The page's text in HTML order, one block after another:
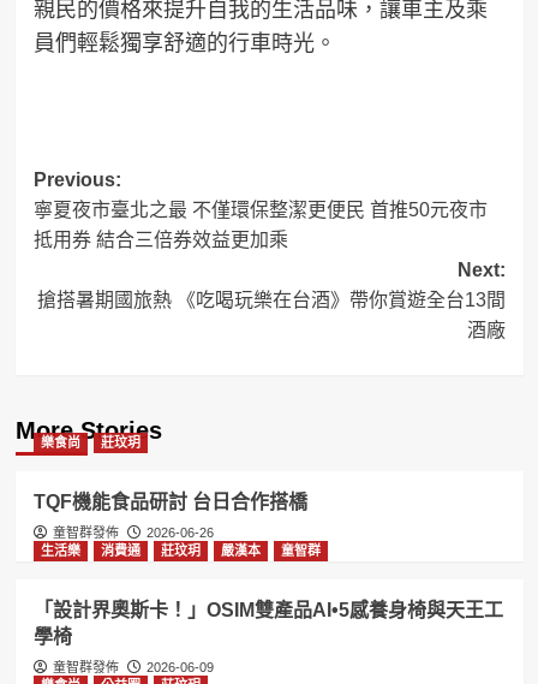
親民的價格來提升自我的生活品味，讓車主及乘
員們輕鬆獨享舒適的行車時光。
Post
navigation
Previous:
寧夏夜市臺北之最 不僅環保整潔更便民 首推50元夜市
抵用券 結合三倍券效益更加乘
Next:
搶搭暑期國旅熱 《吃喝玩樂在台酒》帶你賞遊全台13間
酒廠
More Stories
樂食尚 莊玟玥
TQF機能食品研討 台日合作搭橋
童智群發佈
2026-06-26
生活樂
消費通 莊玟玥 嚴漢本 童智群
「設計界奧斯卡！」OSIM雙產品AI•5感養身椅與天王工
學椅
童智群發佈
2026-06-09